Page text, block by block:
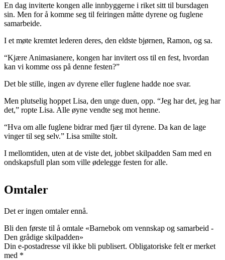
En dag inviterte kongen alle innbyggerne i riket sitt til bursdagen
sin. Men for å komme seg til feiringen måtte dyrene og fuglene
samarbeide.
I et møte kremtet lederen deres, den eldste bjørnen, Ramon, og sa.
“Kjære Animasianere, kongen har invitert oss til en fest, hvordan
kan vi komme oss på denne festen?”
Det ble stille, ingen av dyrene eller fuglene hadde noe svar.
Men plutselig hoppet Lisa, den unge duen, opp. “Jeg har det, jeg har
det,” ropte Lisa. Alle øyne vendte seg mot henne.
“Hva om alle fuglene bidrar med fjær til dyrene. Da kan de lage
vinger til seg selv.” Lisa smilte stolt.
I mellomtiden, uten at de viste det, jobbet skilpadden Sam med en
ondskapsfull plan som ville ødelegge festen for alle.
Omtaler
Det er ingen omtaler ennå.
Bli den første til å omtale «Barnebok om vennskap og samarbeid -
Den grådige skilpadden»
Din e-postadresse vil ikke bli publisert. Obligatoriske felt er merket
med *